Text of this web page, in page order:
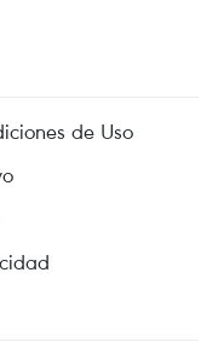
de Uso